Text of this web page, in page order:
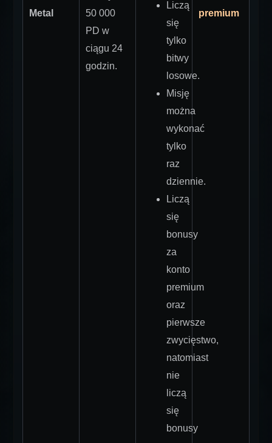
Metal
50 000
PD w
ciągu 24
godzin.
Liczą
się
tylko
bitwy
losowe.
Misję
można
wykonać
tylko
raz
dziennie.
Liczą
się
bonusy
za
konto
premium
oraz
pierwsze
zwycięstwo,
natomiast
nie
liczą
się
bonusy
premium